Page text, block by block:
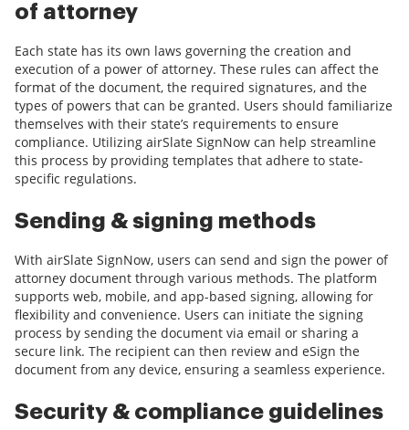
of attorney
Each state has its own laws governing the creation and
execution of a power of attorney. These rules can affect the
format of the document, the required signatures, and the
types of powers that can be granted. Users should familiarize
themselves with their state’s requirements to ensure
compliance. Utilizing airSlate SignNow can help streamline
this process by providing templates that adhere to state-
specific regulations.
Sending & signing methods
With airSlate SignNow, users can send and sign the power of
attorney document through various methods. The platform
supports web, mobile, and app-based signing, allowing for
flexibility and convenience. Users can initiate the signing
process by sending the document via email or sharing a
secure link. The recipient can then review and eSign the
document from any device, ensuring a seamless experience.
Security & compliance guidelines